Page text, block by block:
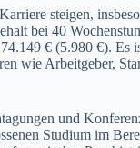
steigen,
bei 40
€ (5.980 €). Es
wie Arbeitgeber,
und
Studium im